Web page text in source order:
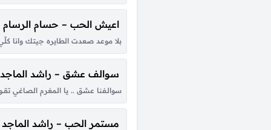
اعيش الحب – حسام الرسام
بلا موعد صعدت الطايره جيتك
سوالف عشق – راشد الماجد
سوالـفنا عشق .. يا المغرم الصاغي
مستمر الحب – راشد الماجد